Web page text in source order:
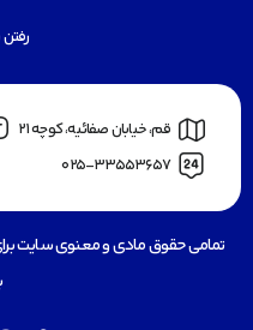
رفتن
قم، خیابان صفائیه، کوچه 21
025-33553657
تمامی حقوق مادی و معنوی سایت